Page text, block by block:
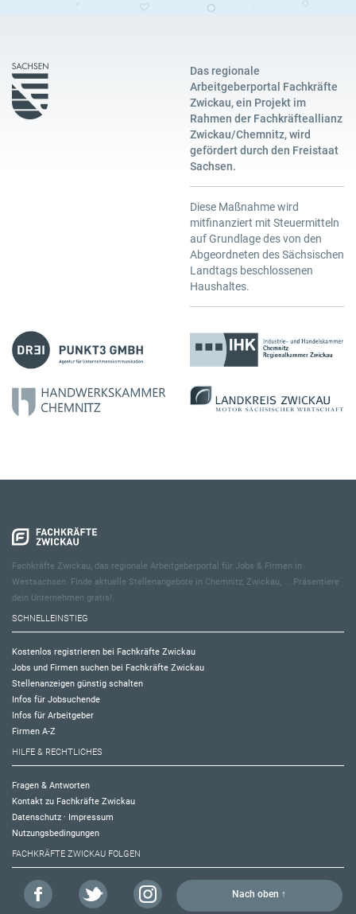
Das regionale
Arbeitgeberportal Fachkräfte
Zwickau, ein Projekt im
Rahmen der Fachkräfteallianz
Zwickau/Chemnitz, wird
gefördert durch den Freistaat
Sachsen.
Diese Maßnahme wird
mitfinanziert mit Steuermitteln
auf Grundlage des von den
Abgeordneten des Sächsischen
Landtags beschlossenen
Haushaltes.
Fachkräfte Zwickau, das regionale Arbeitgeberportal für Jobs & Firmen in
Westsachsen. Finde aktuelle Stellenangebote in Chemnitz, Zwickau, ... Präsentiere
dein Unternehmen gratis!
SCHNELLEINSTIEG
Kostenlos registrieren bei Fachkräfte Zwickau
Jobs und Firmen suchen bei Fachkräfte Zwickau
Stellenanzeigen günstig schalten
Infos für Jobsuchende
Infos für Arbeitgeber
Firmen A-Z
HILFE & RECHTLICHES
Fragen & Antworten
Kontakt zu Fachkräfte Zwickau
Datenschutz · Impressum
Nutzungsbedingungen
FACHKRÄFTE ZWICKAU FOLGEN
Nach oben ↑